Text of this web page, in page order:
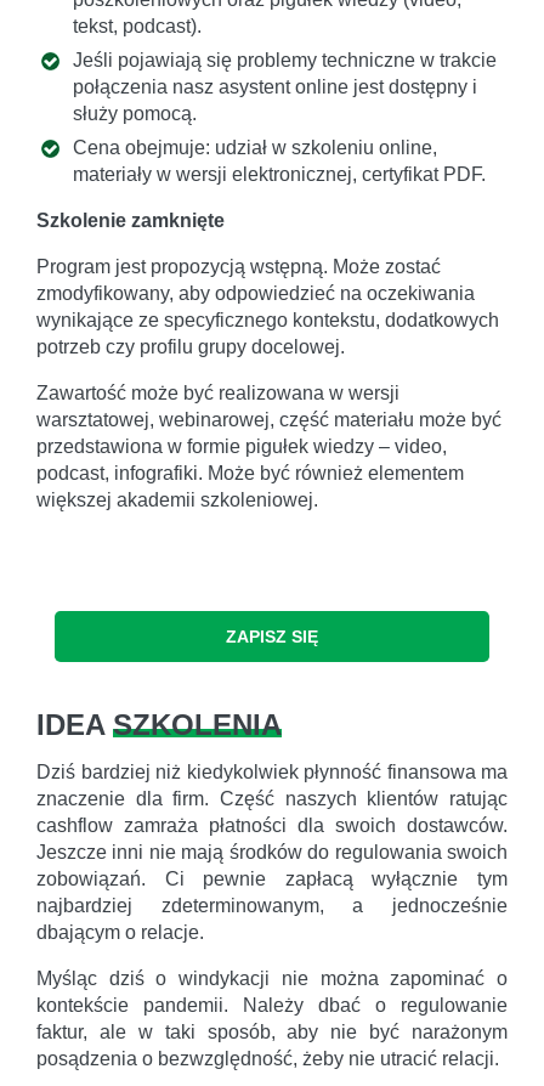
tekst, podcast).
Jeśli pojawiają się problemy techniczne w trakcie
połączenia nasz asystent online jest dostępny i
służy pomocą.
Cena obejmuje: udział w szkoleniu online,
materiały w wersji elektronicznej, certyfikat PDF.
Szkolenie zamknięte
Program jest propozycją wstępną. Może zostać
zmodyfikowany, aby odpowiedzieć na oczekiwania
wynikające ze specyficznego kontekstu, dodatkowych
potrzeb czy profilu grupy docelowej.
Zawartość może być realizowana w wersji
warsztatowej, webinarowej, część materiału może być
przedstawiona w formie pigułek wiedzy – video,
podcast, infografiki. Może być również elementem
większej akademii szkoleniowej.
ZAPISZ SIĘ
IDEA SZKOLENIA
Dziś bardziej niż kiedykolwiek płynność finansowa ma
znaczenie dla firm. Część naszych klientów ratując
cashflow zamraża płatności dla swoich dostawców.
Jeszcze inni nie mają środków do regulowania swoich
zobowiązań. Ci pewnie zapłacą wyłącznie tym
najbardziej zdeterminowanym, a jednocześnie
dbającym o relacje.
Myśląc dziś o windykacji nie można zapominać o
kontekście pandemii. Należy dbać o regulowanie
faktur, ale w taki sposób, aby nie być narażonym
posądzenia o bezwzględność, żeby nie utracić relacji.